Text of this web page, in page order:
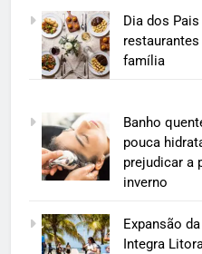
Dia dos
família
Banho
pouca
prejudicar a
inverno
Expansão
Integra